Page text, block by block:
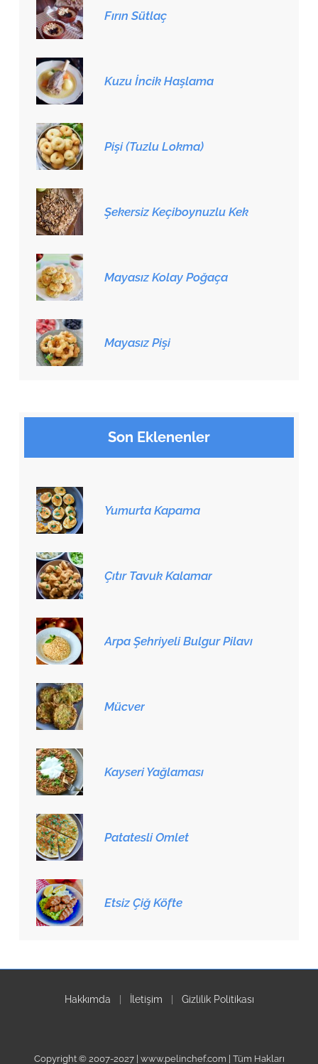
Fırın Sütlaç
Kuzu İncik Haşlama
Pişi (Tuzlu Lokma)
Şekersiz Keçiboynuzlu Kek
Mayasız Kolay Poğaça
Mayasız Pişi
Son Eklenenler
Yumurta Kapama
Çıtır Tavuk Kalamar
Arpa Şehriyeli Bulgur Pilavı
Mücver
Kayseri Yağlaması
Patatesli Omlet
Etsiz Çiğ Köfte
Hakkımda | İletişim | Gizlilik Politikası
Copyright © 2007-2027 | www.pelinchef.com | Tüm Hakları